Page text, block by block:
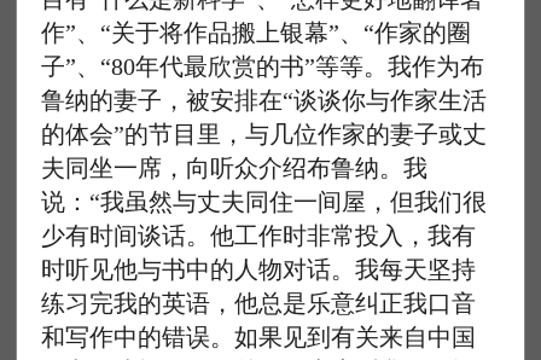
作”、“关于将作品搬上银幕”、“作家的圈
子”、“80年代最欣赏的书”等等。我作为布
鲁纳的妻子，被安排在“谈谈你与作家生活
的体会”的节目里，与几位作家的妻子或丈
夫同坐一席，向听众介绍布鲁纳。我
说：“我虽然与丈夫同住一间屋，但我们很
少有时间谈话。他工作时非常投入，我有
时听见他与书中的人物对话。我每天坚持
练习完我的英语，他总是乐意纠正我口音
和写作中的错误。如果见到有关来自中国